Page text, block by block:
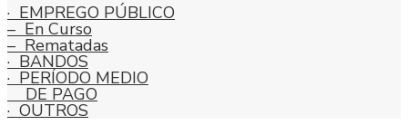
· EMPREGO PÚBLICO
– En Curso
– Rematadas
· BANDOS
· PERÍODO MEDIO
DE PAGO
· OUTROS